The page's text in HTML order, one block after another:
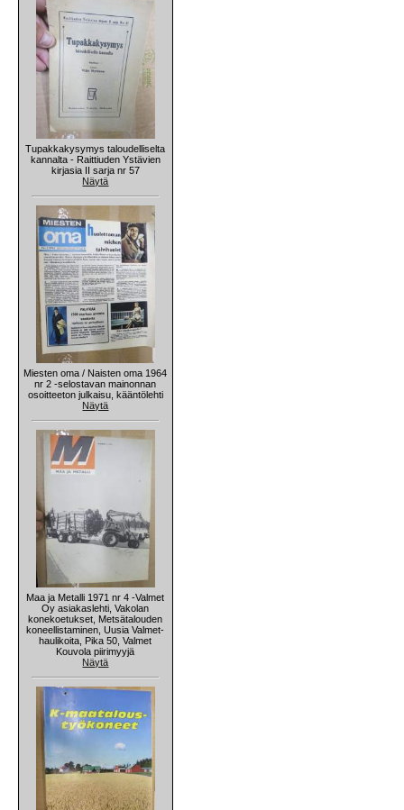
Tupakkakysymys taloudelliselta
kannalta - Raittiuden Ystävien
kirjasia II sarja nr 57
Näytä
Miesten oma / Naisten oma 1964
nr 2 -selostavan mainonnan
osoitteeton julkaisu, kääntölehti
Näytä
Maa ja Metalli 1971 nr 4 -Valmet
Oy asiakaslehti, Vakolan
konekoetukset, Metsätalouden
koneellistaminen, Uusia Valmet-
haulikoita, Pika 50, Valmet
Kouvola piirimyyjä
Näytä